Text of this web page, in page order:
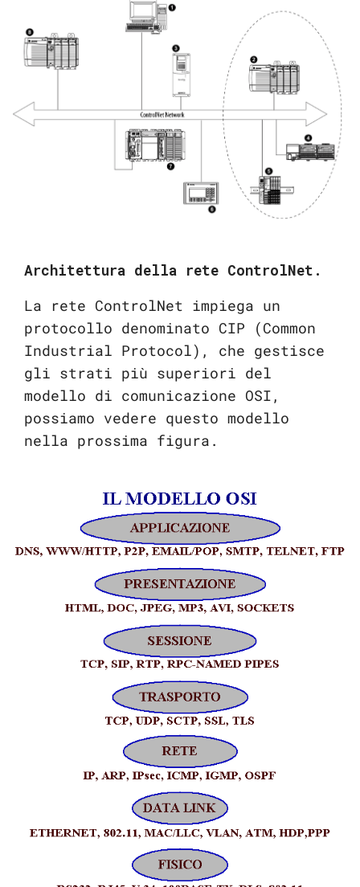
Architettura della rete ControlNet.
La rete ControlNet impiega un
protocollo denominato CIP (Common
Industrial Protocol), che gestisce
gli strati più superiori del
modello di comunicazione OSI,
possiamo vedere questo modello
nella prossima figura.